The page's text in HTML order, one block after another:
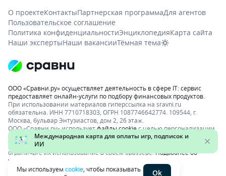
О проектеКонтактыПартнерская программаДля агентов
Пользовательское соглашение
Политика конфиденциальностиЭнциклопедияКарта сайта
Наши экспертыНаши вакансииТёмная тема
ООО «Сравни.ру» осуществляет деятельность в сфере IT: сервис
предоставляет онлайн-услуги по подбору финансовых продуктов.
При использовании материалов гиперссылка на sravni.ru
обязательна. ИНН 7710718303, ОГРН 1087746642774. 109544, г.
Москва, бульвар Энтузиастов, дом 2, 26 этаж.
ООО «Сравни.ру» используетфайлы cookieс целью персонализации
сервисов и повышения удобства пользования веб-сайтом. Если вы
не хотите, чтобы ваши пользовательские данные обрабатывались,
ограничьте их использование в своём браузере.Подробнее об
условиях.
Мы используем cookie , чтобы показывать
Ok